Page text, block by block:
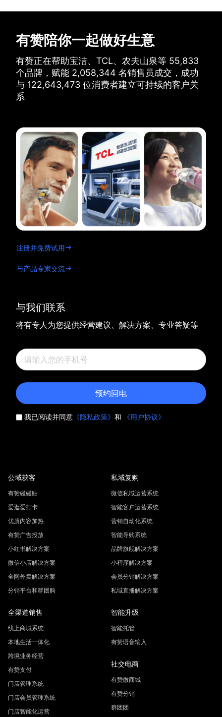
有赞陪你一起做好生意
有赞正在帮助宝洁、TCL、农夫山泉等 55,833
个品牌， 赋能 2,058,344 名销售员成交， 成功
与 122,643,473 位消费者建立可持续的客户关
系
与我们联系
将有专人为您提供经营建议、解决方案、专业答疑等
预约回电
我已阅读并同意 《隐私政策》 和 《用户协议》
注册并免费试用
与产品专家交流
公域获客
有赞碰碰贴
爱逛爱打卡
优质内容加热
有赞广告投放
小红书解决方案
微信小店解决方案
全网外卖解决方案
分销平台和群团购
私域复购
微信私域运营系统
智能客户运营系统
营销自动化系统
智能导购系统
品牌旗舰解决方案
小程序解决方案
会员分销解决方案
私域直播解决方案
全渠道销售
线上商城系统
本地生活一体化
跨境业务经营
有赞支付
门店管理系统
门店会员管理系统
门店智能化运营
智能升级
智能托管
有赞语音输入
社交电商
有赞微商城
有赞分销
群团团